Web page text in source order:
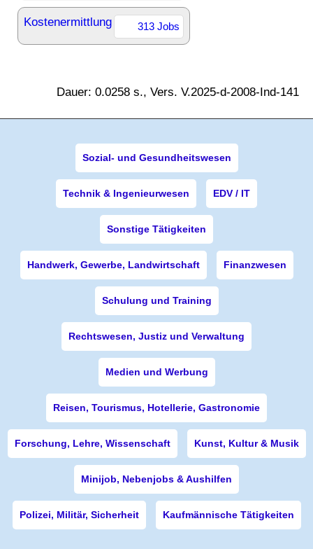
Kostenermittlung 313 Jobs
Dauer: 0.0258 s., Vers. V.2025-d-2008-Ind-141
Sozial- und Gesundheitswesen
Technik & Ingenieurwesen EDV / IT
Sonstige Tätigkeiten
Handwerk, Gewerbe, Landwirtschaft Finanzwesen
Schulung und Training
Rechtswesen, Justiz und Verwaltung
Medien und Werbung
Reisen, Tourismus, Hotellerie, Gastronomie
Forschung, Lehre, Wissenschaft Kunst, Kultur & Musik
Minijob, Nebenjobs & Aushilfen
Polizei, Militär, Sicherheit Kaufmännische Tätigkeiten